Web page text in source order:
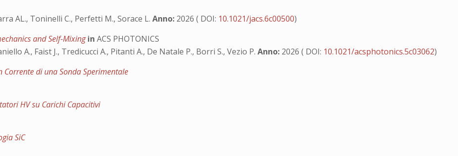
AL., Toninelli C., Perfetti M., Sorace L.Anno: 2026 ( DOI: 10.1021/jacs.6c00500)
and Self-Mixingin ACS PHOTONICS
A., Faist J., Tredicucci A., Pitanti A., De Natale P., Borri S., Vezio P.Anno: 2026 ( DOI: 10.1021/acsphotonics.5c03062)
Corrente di una Sonda Sperimentale
HV su Carichi Capacitivi
SiC